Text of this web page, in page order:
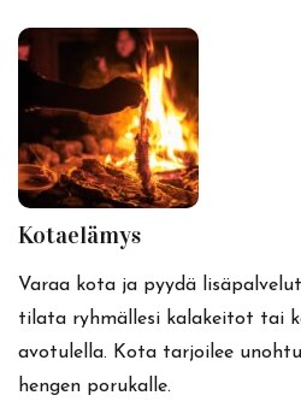
Kotaelämys
Varaa kota ja pyydä
tilata ryhmällesi kalakeitot tai
avotulella. Kota tarjoilee
hengen porukalle.